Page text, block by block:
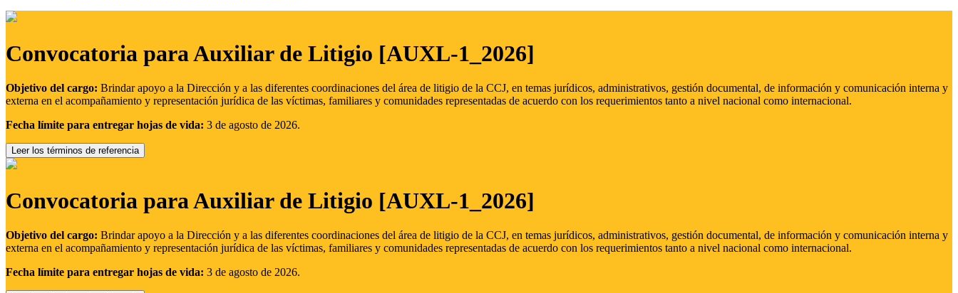
Convocatoria para Auxiliar de Litigio [AUXL-1_2026]
Objetivo del cargo: Brindar apoyo a la Dirección y a las diferentes coordinaciones del área de litigio de la CCJ, en temas jurídicos, administrativos, gestión documental, de información y comunicación interna y
externa en el acompañamiento y representación jurídica de las víctimas, familiares y comunidades representadas de acuerdo con los requerimientos tanto a nivel nacional como internacional.
Fecha límite para entregar hojas de vida: 3 de agosto de 2026.
Leer los términos de referencia
Convocatoria para Auxiliar de Litigio [AUXL-1_2026]
Objetivo del cargo: Brindar apoyo a la Dirección y a las diferentes coordinaciones del área de litigio de la CCJ, en temas jurídicos, administrativos, gestión documental, de información y comunicación interna y
externa en el acompañamiento y representación jurídica de las víctimas, familiares y comunidades representadas de acuerdo con los requerimientos tanto a nivel nacional como internacional.
Fecha límite para entregar hojas de vida: 3 de agosto de 2026.